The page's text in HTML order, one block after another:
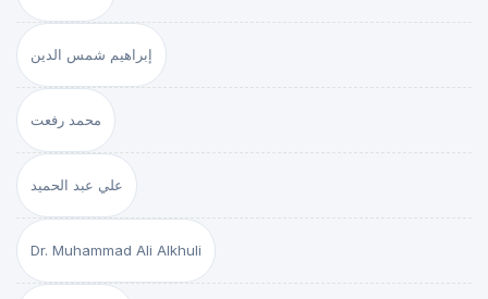
إبراهيم شمس الدين
محمد رفعت
علي عبد الحميد
Dr. Muhammad Ali Alkhuli